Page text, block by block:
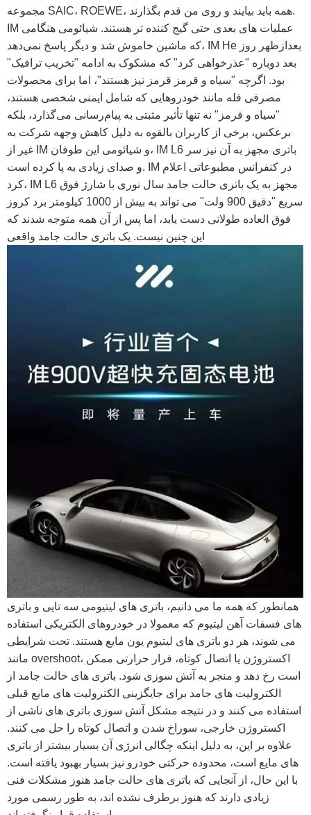
مجموعه SAIC، ROEWE، همه باید بیایند و روی من قدم بگذارند.
IM عملیات های بعدی حتی گیج کننده تر هستند. شیائومی هنگامی
که ماشین خاموش شد و دیگر پاسخ نمی‌دهد، IM He بعدازظهر روز
بعد دوباره "عذرخواهی کرد" که مشکوک به ادامه "تخریب ترافیک"
بود. اگرچه "سیاه و قرمز قرمز نیز هستند"، اما برای محصولات
مصرفی فله مانند خودروهایی که شامل ایمنی شخصی هستند،
"سیاه و قرمز" نه تنها تأثیر مثبتی به پیام‌رسانی می‌گذارد، بلکه
برعکس، برخی از کاربران بالقوه به دلیل کاهش وجهه شرکت به
غیر از IM و شیائومی این طوفان، IM L6 باتری مجهز به آن نیز سر
و صدای زیادی به پا کرده است. IM در کنفرانس مطبوعاتی اعلام
کرد، IM L6 مجهز به یک باتری حالت جامد سال نوری با شارژ فوق
سریع "دقیق 900 ولت" می تواند به بیش از 1000 کیلومتر برد کروز
فوق العاده طولانی دست یابد، اما پس از آن همه متوجه شدند که
این چنین نیست. یک باتری حالت جامد واقعی
همانطور که همه ما می دانیم، باتری های لیتیومی سه تایی و باتری
های فسفات آهن لیتیوم که معمولا در خودروهای الکتریکی استفاده
می شوند، هر دو باتری های لیتیوم یون مایع هستند. تحت شرایطی
مانند overshoot، اکستروژن یا اتصال کوتاه، فرار حرارتی ممکن
است رخ دهد و منجر به آتش سوزی شود. باتری های حالت جامد از
الکترولیت های جامد برای جایگزینی الکترولیت های مایع قبلی
استفاده می کنند و در نتیجه مشکل آتش سوزی باتری های ناشی از
اکستروژن خارجی، سوراخ شدن و اتصال کوتاه را حل می کنند.
علاوه بر این، به دلیل اینکه چگالی انرژی آن بسیار بیشتر از باتری
های مایع است، محدوده حرکتی خودرو نیز بسیار بهبود یافته است.
با این حال، از آنجایی که باتری های حالت جامد هنوز مشکلات فنی
زیادی دارند که هنوز برطرف نشده اند، به طور رسمی مورد